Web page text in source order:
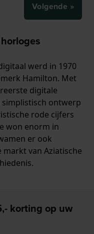
Volgende »
werd in 1970
Hamilton. Met
digitale
ontwerp
rode cijfers
won enorm in
er ook
van Aziatische
korting op uw